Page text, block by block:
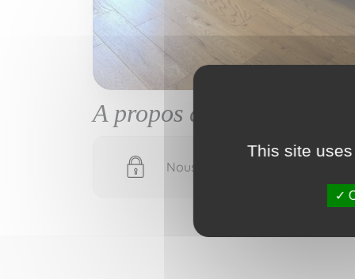
A propos de
Nous devons vérifier votre
This site